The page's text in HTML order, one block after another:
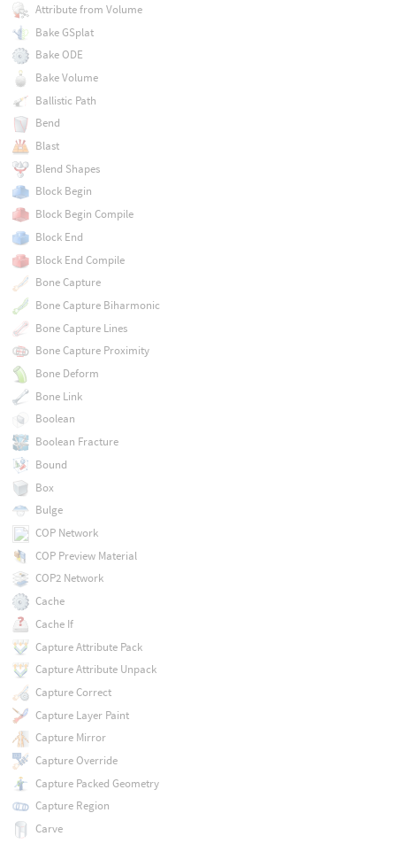
Attribute from Volume
Bake GSplat
Bake ODE
Bake Volume
Ballistic Path
Bend
Blast
Blend Shapes
Block Begin
Block Begin Compile
Block End
Block End Compile
Bone Capture
Bone Capture Biharmonic
Bone Capture Lines
Bone Capture Proximity
Bone Deform
Bone Link
Boolean
Boolean Fracture
Bound
Box
Bulge
COP Network
COP Preview Material
COP2 Network
Cache
Cache If
Capture Attribute Pack
Capture Attribute Unpack
Capture Correct
Capture Layer Paint
Capture Mirror
Capture Override
Capture Packed Geometry
Capture Region
Carve